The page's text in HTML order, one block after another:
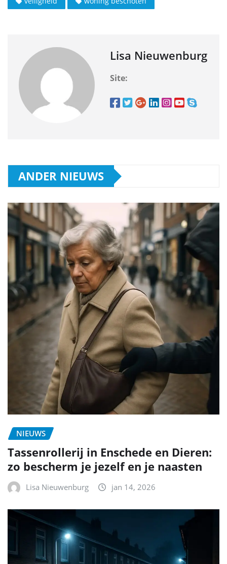
Lisa Nieuwenburg
Site:
ANDER NIEUWS
NIEUWS
Tassenrollerij in Enschede en Dieren:
zo bescherm je jezelf en je naasten
Lisa Nieuwenburg jan 14, 2026